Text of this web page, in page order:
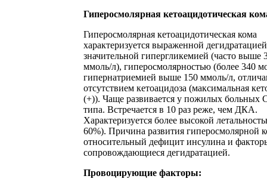
Гиперосмолярная кетоацидотическая
Гиперосмолярная кетоацидотическая кома
характеризуется выраженной
значительной гипергликемией (часто выше
ммоль/л), гиперосмолярностью (более 340
гипернатриемией выше 150 ммоль/л,
отсутствием кетоацидоза (максимальная
(+)). Чаще развивается у пожилых больных
типа. Встречается в 10 раз реже, чем ДКА.
Характеризуется более высокой
60%). Причина развития гиперосмолярной
относительный дефицит инсулина и
сопровождающиеся дегидратацией.
Провоцирующие факторы: